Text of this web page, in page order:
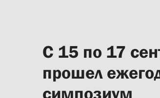
С 15 по 17
прошел
симпозиум